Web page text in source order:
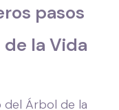
pasos
la Vida
del Árbol de la